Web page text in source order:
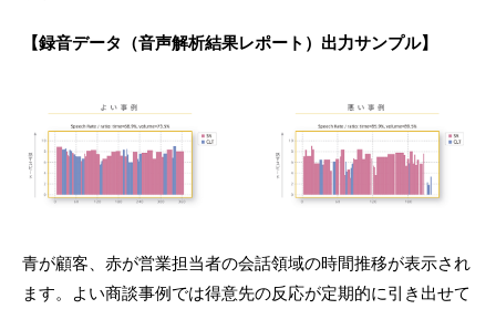
【録音データ（音声解析結果レポート）出力サンプル】
青が顧客、赤が営業担当者の会話領域の時間推移が表示され
ます。よい商談事例では得意先の反応が定期的に引き出せて